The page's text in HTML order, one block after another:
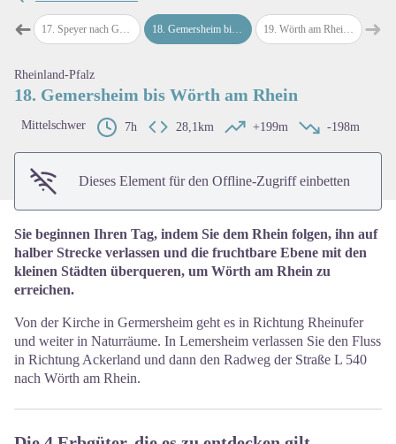
➜map.drawer.prev
17. Speyer nach Gemersheim 18.Gemersheim bis Wörth am Rhein 19. Wörth am Rhein nach Lauterbourg ➜
Rheinland-Pfalz
18. Gemersheim bis Wörth am Rhein
Mittelschwer 7h 28,1km +199m -198m
Dieses Element für den Offline-Zugriff einbetten
Sie beginnen Ihren Tag, indem Sie dem Rhein folgen, ihn auf
halber Strecke verlassen und die fruchtbare Ebene mit den
kleinen Städten überqueren, um Wörth am Rhein zu
erreichen.
Von der Kirche in Germersheim geht es in Richtung Rheinufer
und weiter in Naturräume. In Lemersheim verlassen Sie den Fluss
in Richtung Ackerland und dann den Radweg der Straße L 540
nach Wörth am Rhein.